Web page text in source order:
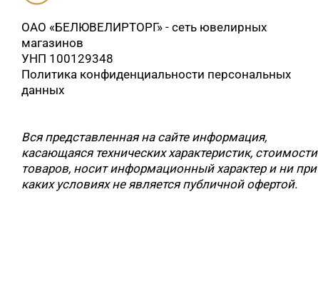
ОАО «БЕЛЮВЕЛИРТОРГ» - сеть ювелирных
магазинов
УНП 100129348
Политика конфиденциальности персональных
данных
Вся представленная на сайте информация,
касающаяся технических характеристик, стоимости
товаров, носит информационный характер и ни при
каких условиях не является публичной офертой.